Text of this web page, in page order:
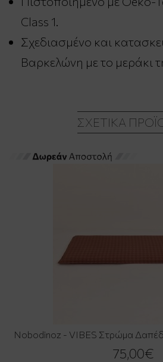
Class 1.
Σχεδιασμένο και
Βαρκελώνη με το μεράκι
ΣΧΕΤΙΚΆ
Nobodinoz - VIBES Στρώμα
75,00€